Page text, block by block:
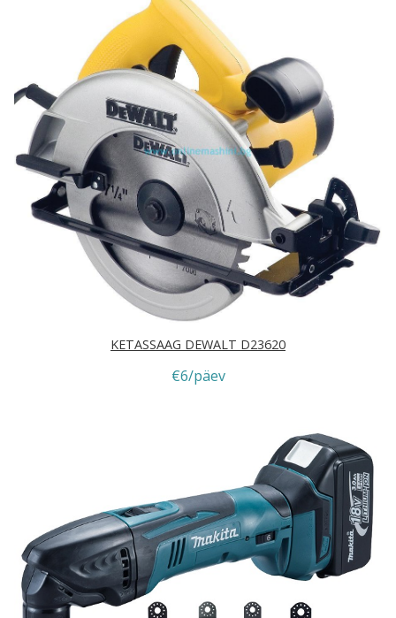
KETASSAAG DEWALT D23620
€6/päev